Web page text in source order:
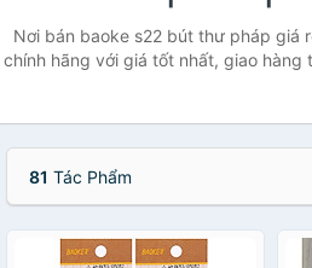
Nơi bán baoke s22 bút thư pháp giá
chính hãng với giá tốt nhất, giao hàng
81 Tác Phẩm